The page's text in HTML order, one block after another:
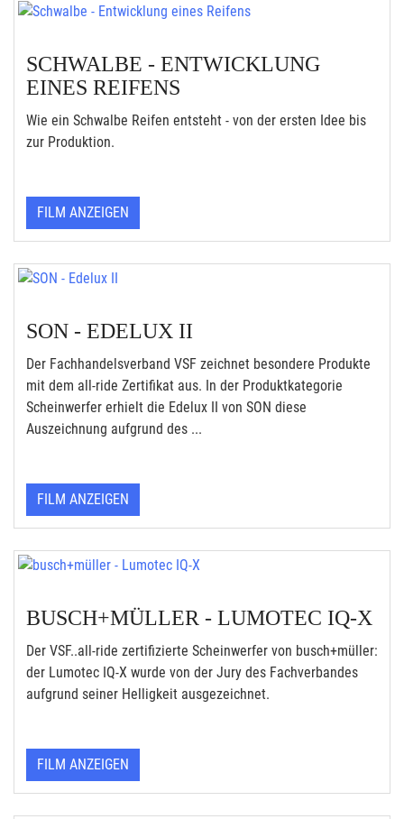
SCHWALBE - ENTWICKLUNG
EINES REIFENS
Wie ein Schwalbe Reifen entsteht - von der ersten Idee bis
zur Produktion.
FILM ANZEIGEN
SON - EDELUX II
Der Fachhandelsverband VSF zeichnet besondere Produkte
mit dem all-ride Zertifikat aus. In der Produktkategorie
Scheinwerfer erhielt die Edelux II von SON diese
Auszeichnung aufgrund des ...
FILM ANZEIGEN
BUSCH+MÜLLER - LUMOTEC IQ-X
Der VSF..all-ride zertifizierte Scheinwerfer von busch+müller:
der Lumotec IQ-X wurde von der Jury des Fachverbandes
aufgrund seiner Helligkeit ausgezeichnet.
FILM ANZEIGEN